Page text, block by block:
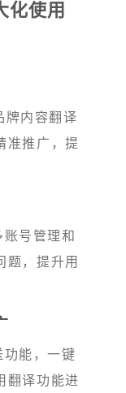
化使用
牌内容翻译
准推广，提
号管理和
题，提升用
功能，一键
翻译功能进